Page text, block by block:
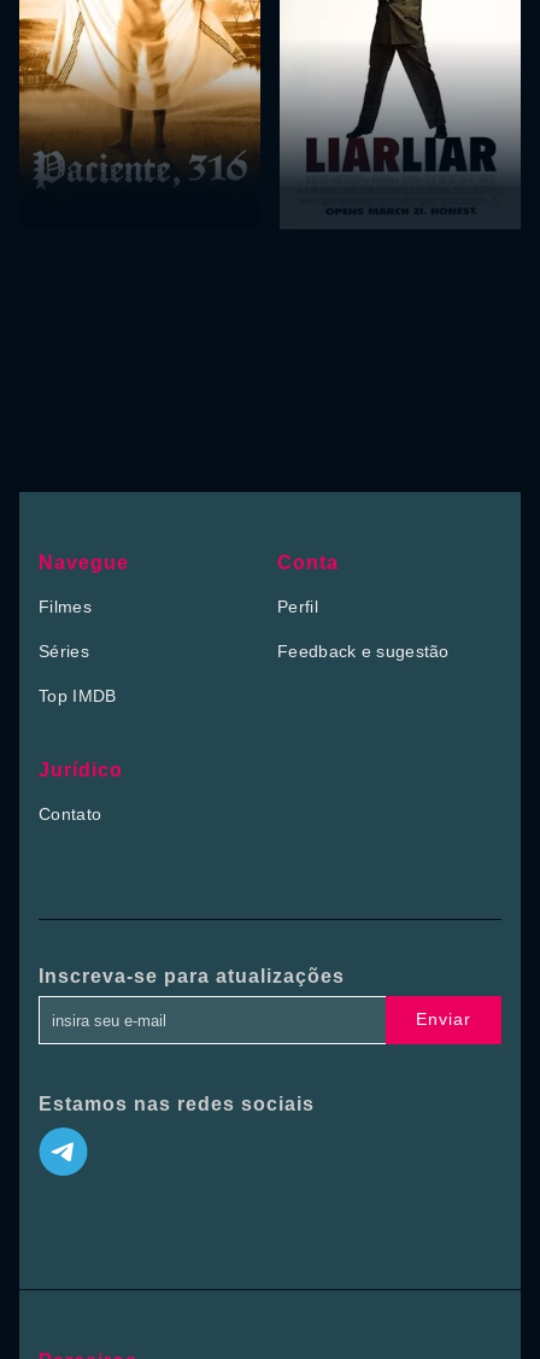
Navegue
Filmes
Séries
Top IMDB
Conta
Perfil
Feedback e sugestão
Jurídico
Contato
Inscreva-se para atualizações
Enviar
Estamos nas redes sociais